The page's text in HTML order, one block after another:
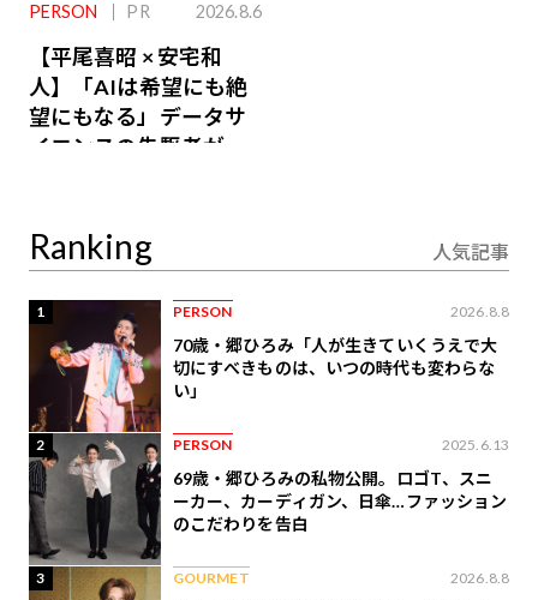
PERSON PR 2026.8.6
【平尾喜昭 × 安宅和
人】「AIは希望にも絶
望にもなる」データサ
イエンスの先駆者が語
Ranking 人気記事
1 PERSON 2026.8.8
70歳・郷ひろみ「人が生きていくうえで大
切にすべきものは、いつの時代も変わらな
い」
2 PERSON 2025.6.13
69歳・郷ひろみの私物公開。ロゴT、スニ
ーカー、カーディガン、日傘…ファッション
のこだわりを告白
3 GOURMET 2026.8.8